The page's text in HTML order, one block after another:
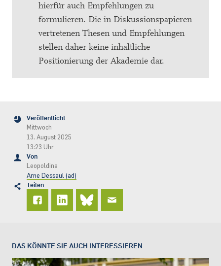
hierfür auch Empfehlungen zu
formulieren. Die in Diskussionspapieren
vertretenen Thesen und Empfehlungen
stellen daher keine inhaltliche
Positionierung der Akademie dar.
Veröffentlicht
Mittwoch
13. August 2025
13:23 Uhr
Von
Leopoldina
Arne Dessaul (ad)
Teilen
DAS KÖNNTE SIE AUCH INTERESSIEREN